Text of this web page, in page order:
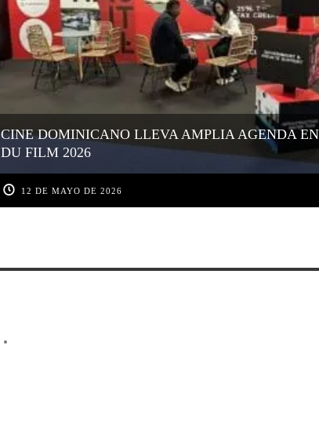
CINE DOMINICANO LLEVA AMPLIA AGENDA
DU FILM 2026
12 DE MAYO DE 2026
*